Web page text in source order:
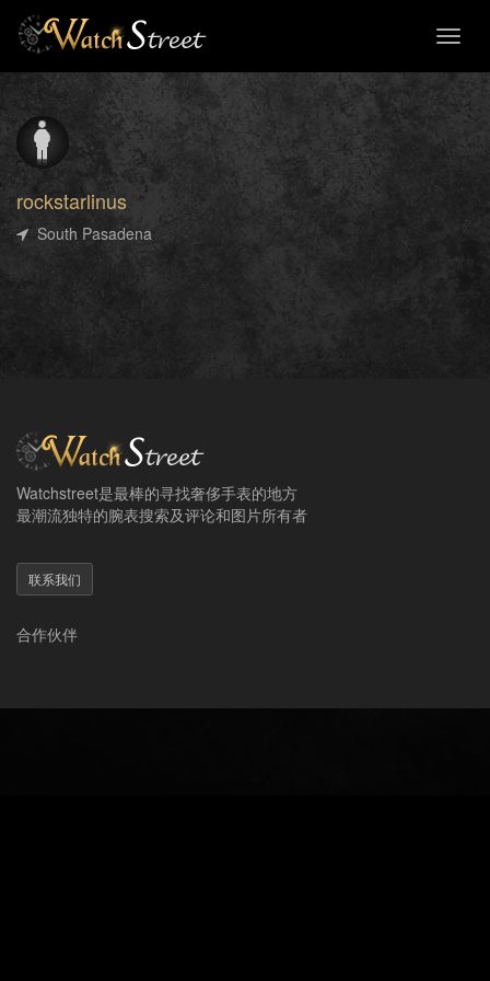
rockstarlinus
South Pasadena
Watchstreet是最棒的寻找奢侈手表的地方
最潮流独特的腕表搜索及评论和图片所有者
联系我们
合作伙伴